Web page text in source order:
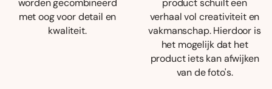
worden gecombineerd
met oog voor detail en
kwaliteit.
product schuilt een
verhaal vol creativiteit en
vakmanschap. Hierdoor is
het mogelijk dat het
product iets kan afwijken
van de foto's.